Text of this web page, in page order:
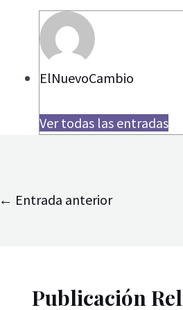
ElNuevoCambio
Ver todas las entradas
← Entrada anterior
Publicación